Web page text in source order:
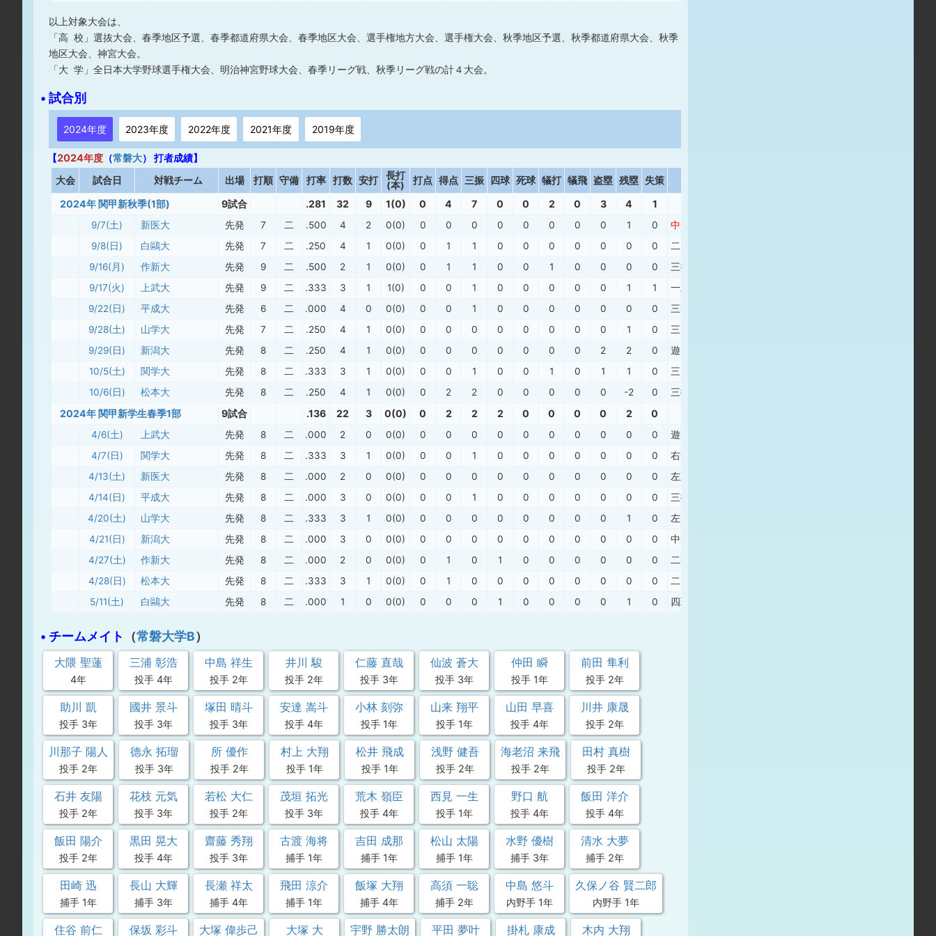
以上対象大会は、
「高 校」選抜大会、春季地区予選、春季都道府県大会、春季地区大会、選手権地方大会、選手権大会、秋季地区予選、秋季都道府県大会、秋季
地区大会、神宮大会。
「大 学」全日本大学野球選手権大会、明治神宮野球大会、春季リーグ戦、秋季リーグ戦の計４大会。
• 試合別
2024年度 2023年度 2022年度 2021年度 2019年度
【2024年度 （常磐大） 打者成績】
大会 試合日 対戦チーム 出場 打順 守備 打率 打数 安打
長打
(本)
打点 得点 三振 四球 死球 犠打 犠飛 盗塁 残塁 失策
2024年 関甲新秋季(1部) 9試合 .281 32 9 1(0) 0 4 7 0 0 2 0 3 4 1
9/7(土) 新医大 先発 7 二 .500 4 2 0(0) 0 0 0 0 0 0 0 0 1 0 中安
9/8(日)
白鷗大 先発 7 二 .250 4 1 0(0) 0 1 1 0 0 0 0 0 0 0 二ゴ
9/16(月)
作新大 先発 9 二 .500 2 1 0(0) 0 1 1 0 0 1 0 0 0 0 三振
9/17(火)
上武大 先発 9 二 .333 3 1 1(0) 0 0 1 0 0 0 0 0 1 1 一邪
9/22(日)
平成大 先発 6 二 .000 4 0 0(0) 0 0 1 0 0 0 0 0 0 0 三飛
9/28(土)
山学大 先発 7 二 .250 4 1 0(0) 0 0 0 0 0 0 0 0 1 0 三失
9/29(日)
新潟大 先発 8 二 .250 4 1 0(0) 0 0 0 0 0 0 0 2 2 0 遊失
10/5(土)
関学大 先発 8 二 .333 3 1 0(0) 0 0 1 0 0 1 0 1 1 0 三ギ
10/6(日)
松本大 先発 8 二 .250 4 1 0(0) 0 2 2 0 0 0 0 0 -2 0 三振
2024年 関甲新学生春季1部 9試合 .136 22 3 0(0) 0 2 2 2 0 0 0 0 2 0
4/6(土) 上武大 先発 8 二 .000 2 0 0(0) 0 0 0 0 0 0 0 0 0 0 遊飛
4/7(日)
関学大 先発 8 二 .333 3 1 0(0) 0 0 1 0 0 0 0 0 0 0 右飛
4/13(土)
新医大 先発 8 二 .000 2 0 0(0) 0 0 0 0 0 0 0 0 0 0 左直
4/14(日)
平成大 先発 8 二 .000 3 0 0(0) 0 0 1 0 0 0 0 0 0 0 三振
4/20(土)
山学大 先発 8 二 .333 3 1 0(0) 0 0 0 0 0 0 0 0 1 0 左失
4/21(日)
新潟大 先発 8 二 .000 3 0 0(0) 0 0 0 0 0 0 0 0 0 0 中飛
4/27(土)
作新大 先発 8 二 .000 2 0 0(0) 0 1 0 1 0 0 0 0 0 0 二飛
4/28(日)
松本大 先発 8 二 .333 3 1 0(0) 0 1 0 0 0 0 0 0 0 0 二ゴ
5/11(土)
白鷗大 先発 8 二 .000 1 0 0(0) 0 0 0 1 0 0 0 0 1 0 四球
• チームメイト （常磐大学B）
大隈 聖蓮
4年
三浦 彰浩
投手 4年
中島 祥生
投手 2年
井川 駿
投手 2年
仁藤 直哉
投手 3年
仙波 蒼大
投手 3年
仲田 瞬
投手 1年
前田 隼利
投手 2年
助川 凱
投手 3年
國井 景斗
投手 3年
塚田 晴斗
投手 3年
安達 嵩斗
投手 4年
小林 刻弥
投手 1年
山来 翔平
投手 1年
山田 早喜
投手 4年
川井 康晟
投手 2年
川那子 陽人
投手 2年
德永 拓瑠
投手 3年
所 優作
投手 2年
村上 大翔
投手 1年
松井 飛成
投手 1年
浅野 健吾
投手 2年
海老沼 来飛
投手 2年
田村 真樹
投手 2年
石井 友陽
投手 2年
花枝 元気
投手 3年
若松 大仁
投手 2年
茂垣 拓光
投手 3年
荒木 嶺臣
投手 4年
西見 一生
投手 1年
野口 航
投手 4年
飯田 洋介
投手 4年
飯田 陽介
投手 2年
黒田 晃大
投手 4年
齋藤 秀翔
投手 3年
古渡 海将
捕手 1年
吉田 成那
捕手 1年
松山 太陽
捕手 1年
水野 優樹
捕手 3年
清水 大夢
捕手 2年
田崎 迅
捕手 1年
長山 大輝
捕手 3年
長瀬 祥太
捕手 4年
飛田 涼介
捕手 1年
飯塚 大翔
捕手 4年
高須 一聡
捕手 2年
中島 悠斗
内野手 1年
久保ノ谷 賢二郎
内野手 1年
住谷 前仁 保坂 彩斗 大塚 偉歩己 大塚 大 宇野 勝太朗 平田 夢叶 掛札 康成 木内 大翔